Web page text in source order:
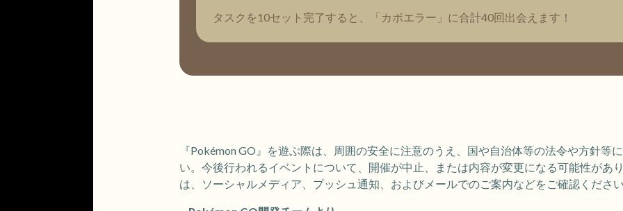
タスクを10セット完了すると、「カポエラー」に合計40回出会えます！
『Pokémon GO』を遊ぶ際は、周囲の安全に注意のうえ、国や自治体等の法令や方針等
い。今後行われるイベントについて、開催が中止、または内容が変更になる可能性があ
は、ソーシャルメディア、プッシュ通知、およびメールでのご案内などをご確認くださ